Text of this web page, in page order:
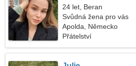
24 let, Beran
Svůdná žena pro vás
Apolda, Německo
Přátelství